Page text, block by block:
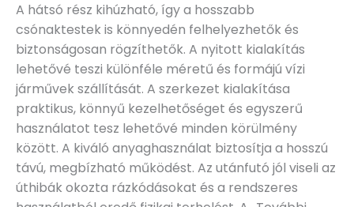
A hátsó rész kihúzható, így a hosszabb
csónaktestek is könnyedén felhelyezhetők és
biztonságosan rögzíthetők. A nyitott kialakítás
lehetővé teszi különféle méretű és formájú vízi
járművek szállítását. A szerkezet kialakítása
praktikus, könnyű kezelhetőséget és egyszerű
használatot tesz lehetővé minden körülmény
között. A kiváló anyaghasználat biztosítja a hosszú
távú, megbízható működést. Az utánfutó jól viseli az
úthibák okozta rázkódásokat és a rendszeres